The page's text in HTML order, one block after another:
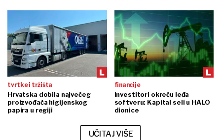
tvrtke i tržišta
Hrvatska dobila najvećeg
proizvođača higijenskog
papira u regiji
financije
Investitori okreću leđa
softveru: Kapital seli u HALO
dionice
UČITAJ VIŠE